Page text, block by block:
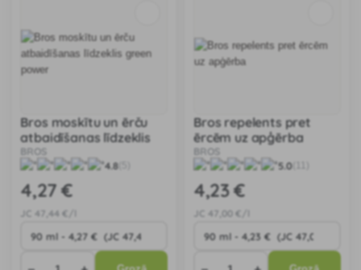
Bros moskītu un ērču
atbaidīšanas līdzeklis
green power
BROS
4.8
4,27 €
47 ,44 €/l
Bros repelents pret
ērcēm uz apģērba
BROS
5.0(11)
4,23 €
47 ,00 €/l